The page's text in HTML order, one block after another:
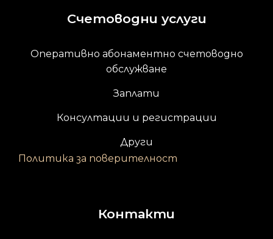
Счетоводни услуги
Оперативно абонаментно счетоводно
обслужване
Заплати
Консултации и регистрации
Други
Политика за поверителност
Контакти